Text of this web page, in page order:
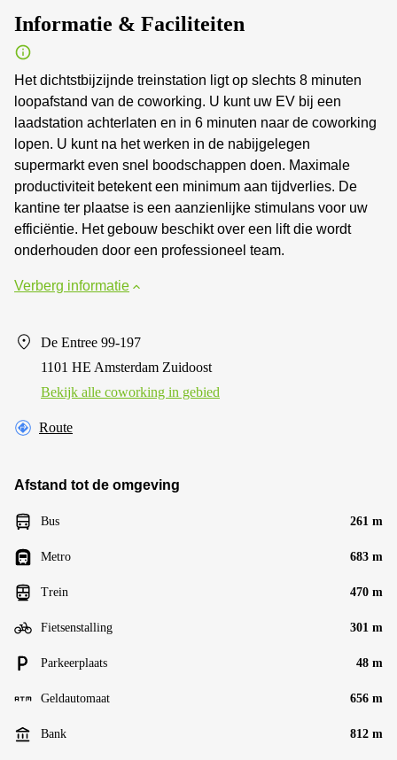
Informatie & Faciliteiten
Het dichtstbijzijnde treinstation ligt op slechts 8 minuten
loopafstand van de coworking. U kunt uw EV bij een
laadstation achterlaten en in 6 minuten naar de coworking
lopen. U kunt na het werken in de nabijgelegen
supermarkt even snel boodschappen doen. Maximale
productiviteit betekent een minimum aan tijdverlies. De
kantine ter plaatse is een aanzienlijke stimulans voor uw
efficiëntie. Het gebouw beschikt over een lift die wordt
onderhouden door een professioneel team.
Verberg informatie
De Entree 99-197
1101 HE Amsterdam Zuidoost
Bekijk alle сoworking in gebied
Route
Afstand tot de omgeving
Bus 261 m
Metro 683 m
Trein 470 m
Fietsenstalling 301 m
Parkeerplaats 48 m
Geldautomaat 656 m
Bank 812 m